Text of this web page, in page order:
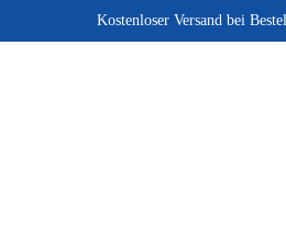
Kostenloser Versand bei